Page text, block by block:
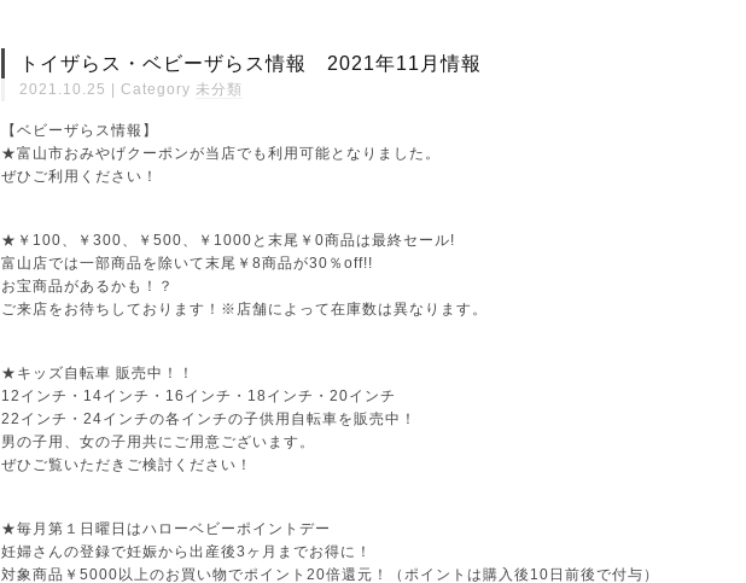
トイザらス・ベビーザらス情報 2021年11月情報
2021.10.25 | Category 未分類
【ベビーザらス情報】
★富山市おみやげクーポンが当店でも利用可能となりました。
ぜひご利用ください！
★￥100、￥300、￥500、￥1000と末尾￥0商品は最終セール!
富山店では一部商品を除いて末尾￥8商品が30％off!!
お宝商品があるかも！？
ご来店をお待ちしております！※店舗によって在庫数は異なります。
★キッズ自転車 販売中！！
12インチ・14インチ・16インチ・18インチ・20インチ
22インチ・24インチの各インチの子供用自転車を販売中！
男の子用、女の子用共にご用意ございます。
ぜひご覧いただきご検討ください！
★毎月第１日曜日はハローベビーポイントデー
妊婦さんの登録で妊娠から出産後3ヶ月までお得に！
対象商品￥5000以上のお買い物でポイント20倍還元！（ポイントは購入後10日前後で付与）